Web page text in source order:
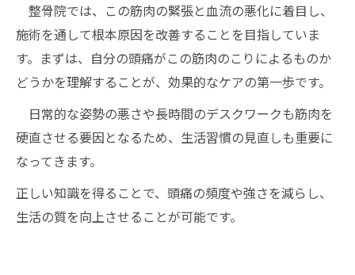
整骨院では、この筋肉の緊張と血流の悪化に着目し、
施術を通して根本原因を改善することを目指していま
す。まずは、自分の頭痛がこの筋肉のこりによるものか
どうかを理解することが、効果的なケアの第一歩です。
日常的な姿勢の悪さや長時間のデスクワークも筋肉を
硬直させる要因となるため、生活習慣の見直しも重要に
なってきます。
正しい知識を得ることで、頭痛の頻度や強さを減らし、
生活の質を向上させることが可能です。